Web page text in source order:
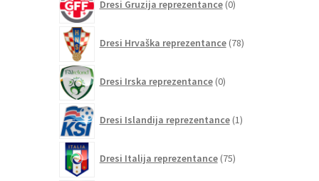
Dresi Gruzija reprezentance 0izdelkov
Dresi Hrvaška reprezentance 78izdelkov
Dresi Irska reprezentance 0izdelkov
Dresi Islandija reprezentance 1izdelek
Dresi Italija reprezentance 75izdelkov